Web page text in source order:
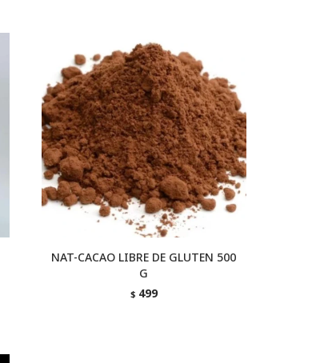
NAT-CACAO LIBRE DE GLUTEN 500
G
$ 499